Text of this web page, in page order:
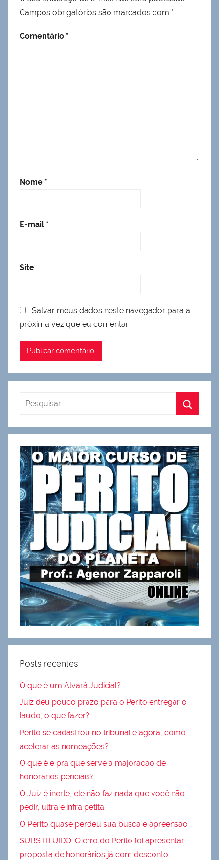
Campos obrigatórios são marcados com *
Comentário *
Nome *
E-mail *
Site
Salvar meus dados neste navegador para a
próxima vez que eu comentar.
Posts recentes
O que é um Alvará Judicial?
Juiz deu pouco prazo para o Perito entregar o
laudo, o que fazer?
Perito se cadastrou no tribunal e agora, como
acelerar as nomeações?
O que é e pra que serve a majoracão de
honorários periciais?
O Juiz é inerte, ele não faz nada que você não
pedir, ultra e infra petita
O Perito quase perdeu sua busca e apreensão
SUBSTITUIDO: O erro do Perito foi apresentar
proposta de honorários já com desconto